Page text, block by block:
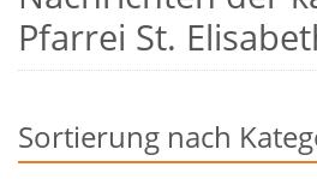
Pfarrei St.
Sortierung nach